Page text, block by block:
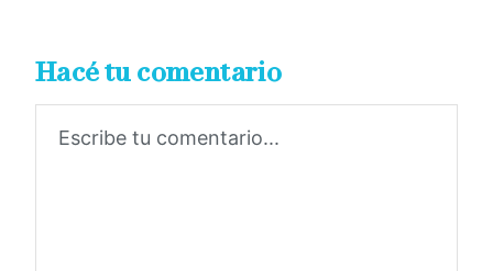
Hacé tu comentario